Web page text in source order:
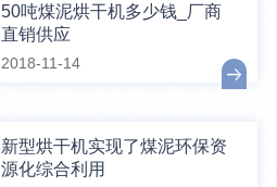
50吨煤泥烘干机多少钱_厂商
直销供应
2018-11-14
新型烘干机实现了煤泥环保资
源化综合利用